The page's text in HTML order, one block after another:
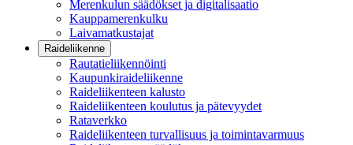
Merenkulun säädökset ja digitalisaatio
Kauppamerenkulku
Laivamatkustajat
Raideliikenne
Rautatieliikennöinti
Kaupunkiraideliikenne
Raideliikenteen kalusto
Raideliikenteen koulutus ja pätevyydet
Rataverkko
Raideliikenteen turvallisuus ja toimintavarmuus